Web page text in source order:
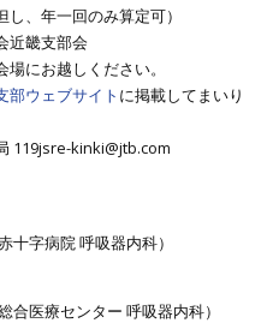
し、年一回のみ算定可）
近畿支部会
にお越しください。
部ウェブサイト に掲載してまいり
119jsre-kinki@jtb.com
十字病院 呼吸器内科）
合医療センター 呼吸器内科）